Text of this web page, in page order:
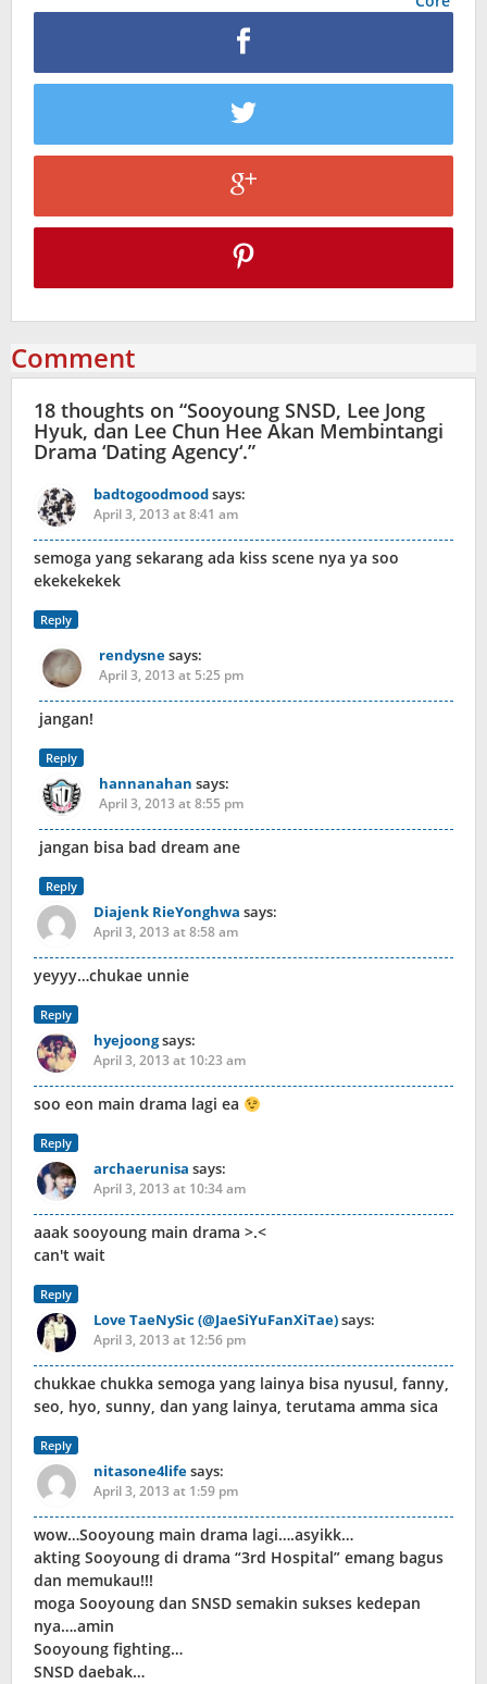
Comment
18 thoughts on “Sooyoung SNSD, Lee Jong
Hyuk, dan Lee Chun Hee Akan Membintangi
Drama ‘Dating Agency‘.”
badtogoodmoodsays:
April 3, 2013 at 8:41 am
semoga yang sekarang ada kiss scene nya ya soo
ekekekekek
Reply
rendysnesays:
April 3, 2013 at 5:25 pm
jangan!
Reply
hannanahan says:
April 3, 2013 at 8:55 pm
jangan bisa bad dream ane
Reply
Diajenk RieYonghwa says:
April 3, 2013 at 8:58 am
yeyyy…chukae unnie
Reply
hyejoongsays:
April 3, 2013 at 10:23 am
soo eon main drama lagi ea
Reply
archaerunisa says:
April 3, 2013 at 10:34 am
aaak sooyoung main drama >.<
can't wait
Reply
Love TaeNySic (@JaeSiYuFanXiTae)says:
April 3, 2013 at 12:56 pm
chukkae chukka semoga yang lainya bisa nyusul, fanny,
seo, hyo, sunny, dan yang lainya, terutama amma sica
Reply
nitasone4lifesays:
April 3, 2013 at 1:59 pm
wow…Sooyoung main drama lagi….asyikk…
akting Sooyoung di drama “3rd Hospital” emang bagus
dan memukau!!!
moga Sooyoung dan SNSD semakin sukses kedepan
nya….amin
Sooyoung fighting…
SNSD daebak…